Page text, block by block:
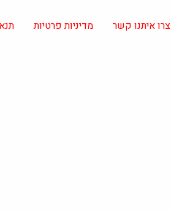
צרו איתנו קשר מדיניות פרטיות